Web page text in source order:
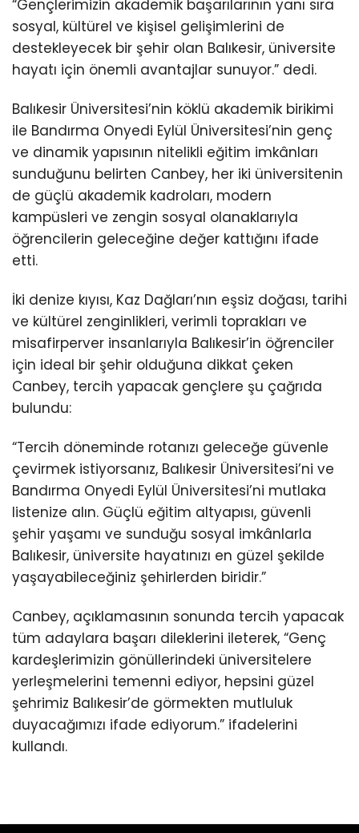
“Gençlerimizin akademik başarılarının yanı sıra
sosyal, kültürel ve kişisel gelişimlerini de
destekleyecek bir şehir olan Balıkesir, üniversite
hayatı için önemli avantajlar sunuyor.” dedi.
Balıkesir Üniversitesi’nin köklü akademik birikimi
ile Bandırma Onyedi Eylül Üniversitesi’nin genç
ve dinamik yapısının nitelikli eğitim imkânları
sunduğunu belirten Canbey, her iki üniversitenin
de güçlü akademik kadroları, modern
kampüsleri ve zengin sosyal olanaklarıyla
öğrencilerin geleceğine değer kattığını ifade
etti.
İki denize kıyısı, Kaz Dağları’nın eşsiz doğası, tarihi
ve kültürel zenginlikleri, verimli toprakları ve
misafirperver insanlarıyla Balıkesir’in öğrenciler
için ideal bir şehir olduğuna dikkat çeken
Canbey, tercih yapacak gençlere şu çağrıda
bulundu:
“Tercih döneminde rotanızı geleceğe güvenle
çevirmek istiyorsanız, Balıkesir Üniversitesi’ni ve
Bandırma Onyedi Eylül Üniversitesi’ni mutlaka
listenize alın. Güçlü eğitim altyapısı, güvenli
şehir yaşamı ve sunduğu sosyal imkânlarla
Balıkesir, üniversite hayatınızı en güzel şekilde
yaşayabileceğiniz şehirlerden biridir.”
Canbey, açıklamasının sonunda tercih yapacak
tüm adaylara başarı dileklerini ileterek, “Genç
kardeşlerimizin gönüllerindeki üniversitelere
yerleşmelerini temenni ediyor, hepsini güzel
şehrimiz Balıkesir’de görmekten mutluluk
duyacağımızı ifade ediyorum.” ifadelerini
kullandı.